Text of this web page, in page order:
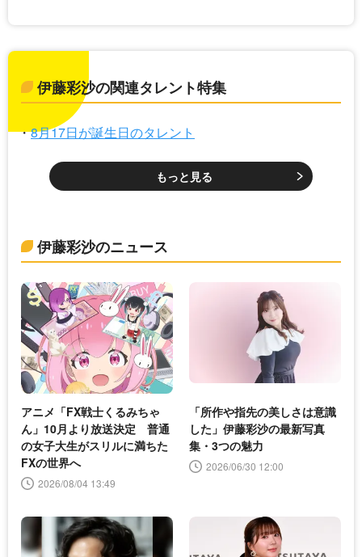
伊藤彩沙の関連タレント特集
8月17日が誕生日のタレント
もっと見る
伊藤彩沙のニュース
アニメ「FX戦士くるみちゃ
ん」10月より放送決定 普通
の女子大生がスリルに満ちた
FXの世界へ
2026/08/04 13:49
「所作や指先の美しさは意識
した」伊藤彩沙の最新写真
集・3つの魅力
2026/06/30 12:00